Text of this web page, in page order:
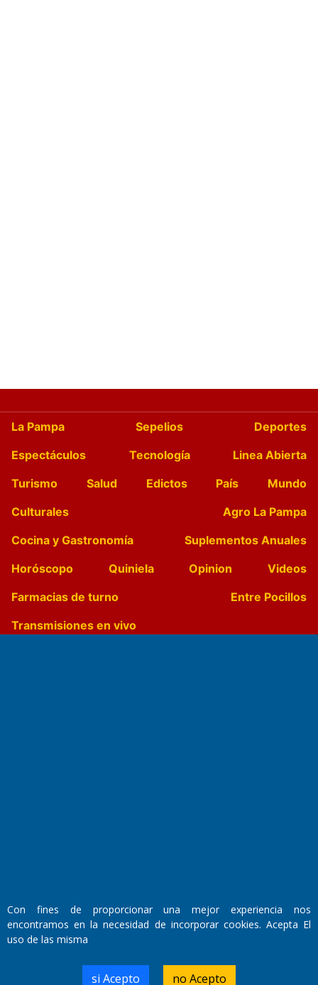
La Pampa Sepelios
Deportes
Espectáculos
Tecnología
Linea Abierta
Turismo
Salud Edictos País
Mundo
Culturales
Agro La Pampa
Cocina y Gastronomía
Suplementos Anuales
Horóscopo
Quiniela Opinion
Videos
Farmacias de turno
Entre Pocillos
Transmisiones en vivo
Propietario: El Diario SRL
Director Periodístico:
Walter René Goñi
Con fines de proporcionar una mejor experiencia nos
encontramos en la necesidad de incorporar cookies. Acepta El
uso de las misma
si Acepto no Acepto